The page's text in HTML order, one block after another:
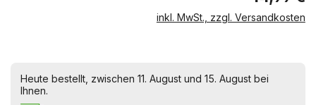
inkl. MwSt., zzgl. Versandkosten
Heute bestellt, zwischen 11. August und 15. August bei
Ihnen.